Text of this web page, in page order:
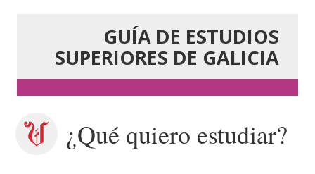
GUÍA DE ESTUDIOS
SUPERIORES DE GALICIA
¿Qué quiero estudiar?